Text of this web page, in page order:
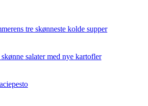
tre skønneste kolde supper
salater med nye kartofler